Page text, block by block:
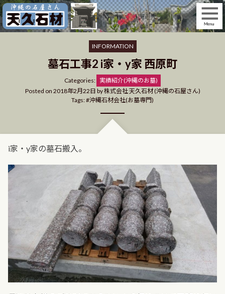
Skip
to
content
INFORMATION
墓石工事2 i家・y家 西原町
Categories: Categories
実績紹介(沖縄のお墓)
Posted on 2018年2月22日 by株式会社 天久石材 (沖縄の石屋さん)
Tags: 沖縄石材会社(お墓専門)
i家・y家の墓石搬入。